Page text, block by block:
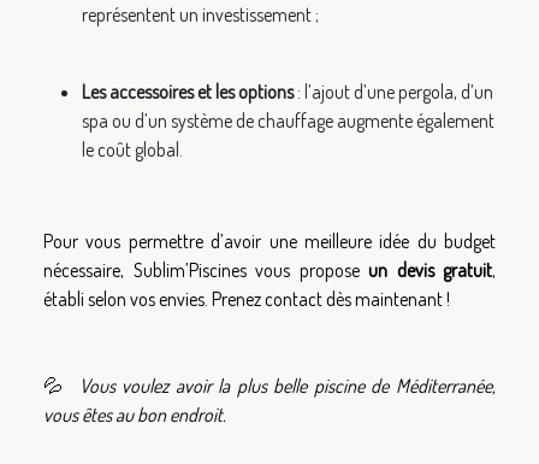
représentent un investissement ;
Les accessoires et les options: l’ajout d’une pergola, d’un
spa ou d’un système de chauffage augmente également
le coût global.
Pour vous permettre d’avoir une meilleure idée du budget
nécessaire, Sublim’Piscines vous propose un devis gratuit,
établi selon vos envies. Prenez contact dès maintenant !
💦
Vous voulez avoir la plus belle piscine de Méditerranée,
vous êtes au bon endroit.